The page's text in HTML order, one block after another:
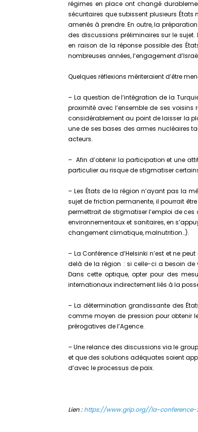
régimes en place ont changé
sécuritaires que subissent plusieurs
amenés à prendre. En outre, la
des discussions préliminaires sur le
en raison de la réponse possible des
nombreuses années, l’engagement
Quelques réflexions mériteraient d’être
– La question de l’intégration de la
proximité avec l’ensemble de ses
considérablement au point de laisser la
une de ses bases des armes nucléaires
acteurs.
– Afin d’obtenir la participation et une
particulier au risque de stigmatiser
– Les États de la région n’ayant pas la
sujet de friction permanente, il pourrait
permettrait de stigmatiser l’emploi de ces
environnementaux et sanitaires, en
changement climatique, malnutrition…).
– La Conférence d’Helsinki n’est et ne
delà de la région : si celle-ci a besoin de
Dans cette optique, opter pour des
internationaux indirectement liés à la
– La détermination grandissante des
comme moyen de pression pour obtenir
prérogatives de l’Agence.
– Une relance des discussions via le
et que des solutions adéquates soient
d’avec le processus de paix.
Lien :https://www.grip.org//la-